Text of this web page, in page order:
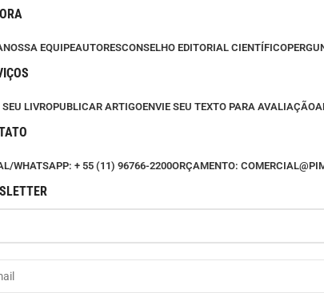
NOSSA EQUIPEAUTORESCONSELHO EDITORIAL CIENTÍFICO
LIVROPUBLICAR ARTIGOENVIE SEU TEXTO PARA AVALIAÇÃO
WHATSAPP: + 55 (11) 96766-2200ORÇAMENTO: